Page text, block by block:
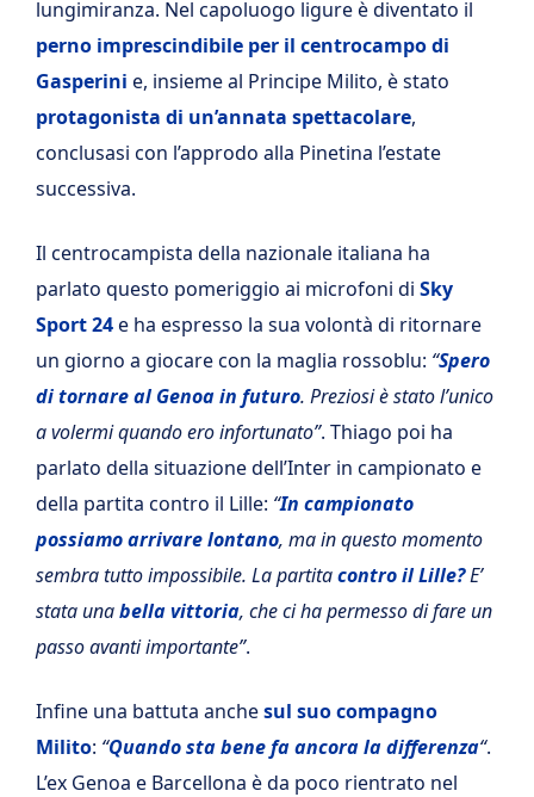
lungimiranza. Nel capoluogo ligure è diventato il
perno imprescindibile per il centrocampo di
Gasperini e, insieme al Principe Milito, è stato
protagonista di un’annata spettacolare,
conclusasi con l’approdo alla Pinetina l’estate
successiva.
Il centrocampista della nazionale italiana ha
parlato questo pomeriggio ai microfoni di Sky
Sport 24e ha espresso la sua volontà di ritornare
un giorno a giocare con la maglia rossoblu: “Spero
di tornare al Genoa in futuro. Preziosi è stato l’unico
a volermi quando ero infortunato”. Thiago poi ha
parlato della situazione dell’Inter in campionato e
della partita contro il Lille: “In campionato
possiamo arrivare lontano, ma in questo momento
sembra tutto impossibile. La partitacontro il Lille?E’
stata unabella vittoria, che ci ha permesso di fare un
passo avanti importante”.
Infine una battuta anchesul suo compagno
Milito: “Quando sta bene fa ancora la differenza“.
L’ex Genoa e Barcellona è da poco rientrato nel